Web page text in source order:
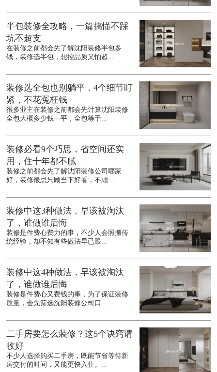
半包装修全攻略，一篇搞懂不踩
坑不超支
在装修之前都会先了解沈阳装修半包多
钱，装修选半包，想控品质又怕超...
装修选全包也别躺平，4个细节盯
紧，不花冤枉钱
很多业主在装修之前都会先计算沈阳装修
全包大概多少钱一平，全包等于...
装修必看9个巧思，省空间还实
用，住十年都不腻
装修之前都会先了解沈阳装修公司哪家
好，装修最忌只顾当下好看，不顾...
装修中这3种做法，早该被淘汰
了，谁做谁后悔
装修是件费心费力的事，不少人会照搬传
统经验，却不知有些做法早已跟...
装修中这4种做法，早该被淘汰
了，谁做谁后悔
装修是件费心又费钱的事，为了保证装修
质量，会先筛选沈阳装修公司口...
二手房要怎么装修？这5个诀窍请
收好
不少人选择购买二手房，既能节省等待新
房交付的时间，又能更快入住。...